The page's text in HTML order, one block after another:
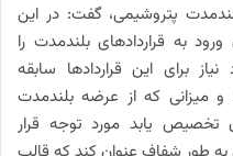
پتروشیمی، گفت: در این
به قراردادهای بلندمدت را
برای این قراردادها سابقه
میزانی که از عرضه بلندمدت
تخصیص یابد مورد توجه قرار